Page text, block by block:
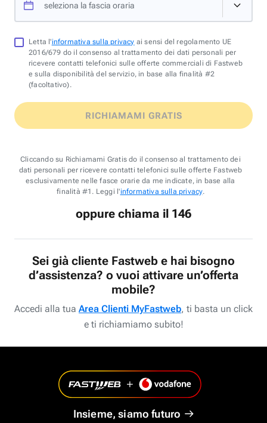
seleziona la fascia oraria
Letta l'informativa sulla privacy ai sensi del regolamento UE
2016/679 do il consenso al trattamento dei dati personali per
ricevere contatti telefonici sulle offerte commerciali di Fastweb
e sulla disponibilità del servizio, in base alla finalità #2
(facoltativo).
RICHIAMAMI GRATIS
Cliccando su Richiamami Gratis do il consenso al trattamento dei
dati personali per ricevere contatti telefonici sulle offerte Fastweb
esclusivamente nelle fasce orarie da me indicate, in base alla
finalità #1. Leggi l'informativa sulla privacy.
oppure chiama il 146
Sei già cliente Fastweb e hai bisogno
d’assistenza? o vuoi attivare un’offerta
mobile?
Accedi alla tua Area Clienti MyFastweb, ti basta un click
e ti richiamiamo subito!
Insieme, siamo futuro